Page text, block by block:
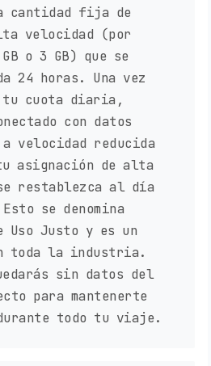
cantidad fija de
velocidad (por
o 3 GB) que se
24 horas. Una vez
tu cuota diaria,
con datos
velocidad reducida
asignación de alta
restablezca al día
se denomina
Justo y es un
toda la industria.
sin datos del
para mantenerte
todo tu viaje.